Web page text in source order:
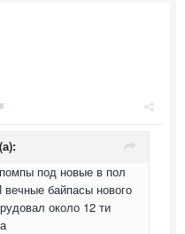
под новые в пол
вечные байпасы нового
около 12 ти